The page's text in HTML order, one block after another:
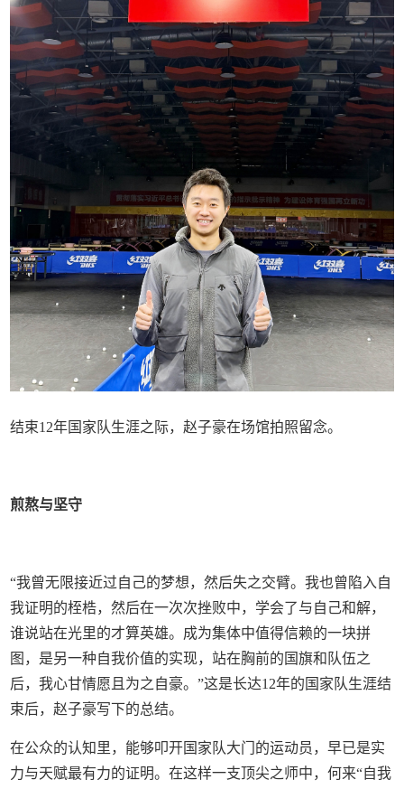
结束12年国家队生涯之际，赵子豪在场馆拍照留念。
煎熬与坚守
“我曾无限接近过自己的梦想，然后失之交臂。我也曾陷入自
我证明的桎梏，然后在一次次挫败中，学会了与自己和解，
谁说站在光里的才算英雄。成为集体中值得信赖的一块拼
图，是另一种自我价值的实现，站在胸前的国旗和队伍之
后，我心甘情愿且为之自豪。”这是长达12年的国家队生涯结
束后，赵子豪写下的总结。
在公众的认知里，能够叩开国家队大门的运动员，早已是实
力与天赋最有力的证明。在这样一支顶尖之师中，何来“自我